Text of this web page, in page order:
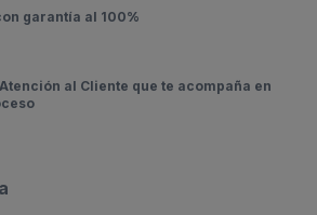
garantía al 100%
al Cliente que te acompaña en